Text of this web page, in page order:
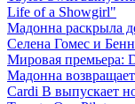
Life of a Showgirl"
Мадонна раскрыла
Селена Гомес и
Мировая премьера:
Мадонна
Cardi B выпускает